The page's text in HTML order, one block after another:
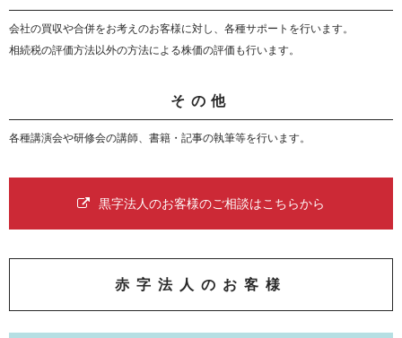
会社の買収や合併をお考えのお客様に対し、各種サポートを行います。
相続税の評価方法以外の方法による株価の評価も行います。
その他
各種講演会や研修会の講師、書籍・記事の執筆等を行います。
黒字法人のお客様のご相談はこちらから
赤字法人のお客様